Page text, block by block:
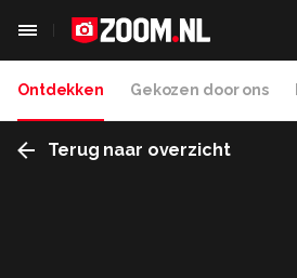
Ontdekken Gekozen door ons
Terug naar overzicht